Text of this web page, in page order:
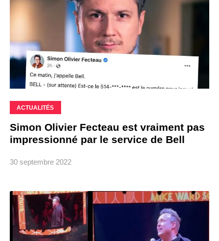
ACTUALITÉS
Simon Olivier Fecteau est vraiment pas
impressionné par le service de Bell
30 septembre 2022